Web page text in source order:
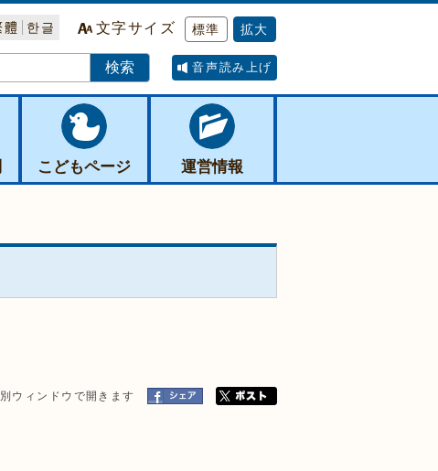
體 한글 文字サイズ 標準 拡大
音声読み上げ
こどもページ 運営情報
ウィンドウで開きます